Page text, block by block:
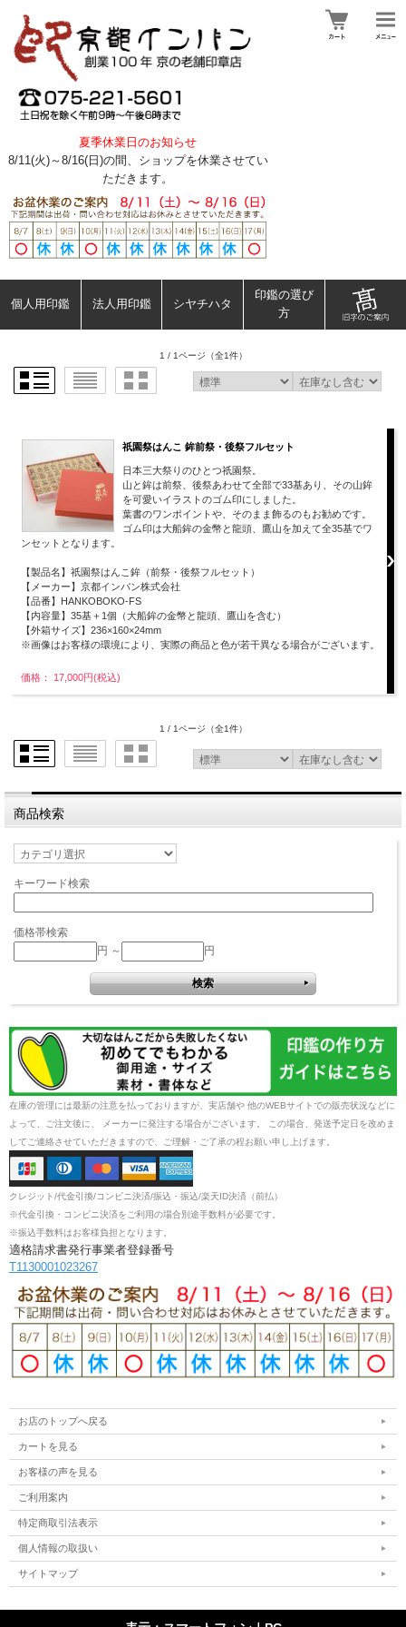
夏季休業日のお知らせ
8/11(火)～8/16(日)の間、ショップを休業させてい
ただきます。
個人用印鑑 法人用印鑑 シヤチハタ
印鑑の選び
方
1 / 1ページ （全1件）
祇園祭はんこ 鉾前祭・後祭フルセット
日本三大祭りのひとつ祇園祭。
山と鉾は前祭、後祭あわせて全部で33基あり、その山鉾
を可愛いイラストのゴム印にしました。
葉書のワンポイントや、そのまま飾るのもお勧めです。
ゴム印は大船鉾の金幣と龍頭、鷹山を加えて全35基でワ
ンセットとなります。
【製品名】祇園祭はんこ鉾（前祭・後祭フルセット）
【メーカー】京都インバン株式会社
【品番】HANKOBOKO-FS
【内容量】35基＋1個（大船鉾の金幣と龍頭、鷹山を含む）
【外箱サイズ】236×160×24mm
※画像はお客様の環境により、実際の商品と色が若干異なる場合がございます。
価格： 17,000円(税込)
1 / 1ページ （全1件）
商品検索
キーワード検索
価格帯検索
円 ～
円
在庫の管理には最新の注意を払っておりますが、実店舗や 他のWEBサイトでの販売状況などに
よって、ご注文後に、 メーカーに発注する場合がございます。 この場合、発送予定日を改めま
してご連絡させていただきますので、ご理解・ご了承の程お願い申し上げます。
クレジット/代金引換/コンビニ決済/振込・振込/楽天ID決済（前払）
※代金引換・コンビニ決済をご利用の場合別途手数料が必要です。
※振込手数料はお客様負担となります。
適格請求書発行事業者登録番号
T1130001023267
お店のトップへ戻る
カートを見る
お客様の声を見る
ご利用案内
特定商取引法表示
個人情報の取扱い
サイトマップ